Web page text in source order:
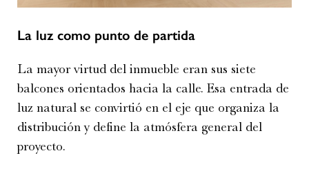
La luz como punto de partida
La mayor virtud del inmueble eran sus siete
balcones orientados hacia la calle. Esa entrada de
luz natural se convirtió en el eje que organiza la
distribución y define la atmósfera general del
proyecto.